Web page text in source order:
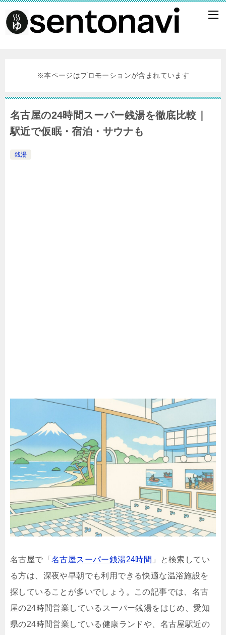
※本ページはプロモーションが含まれています
名古屋の24時間スーパー銭湯を徹底比較｜
駅近で仮眠・宿泊・サウナも
銭湯
名古屋で「 名古屋スーパー銭湯24時間 」と検索してい
る方は、深夜や早朝でも利用できる快適な温浴施設を
探していることが多いでしょう。この記事では、名古
屋の24時間営業しているスーパー銭湯をはじめ、愛知
県の24時間営業している健康ランドや、名古屋駅近の